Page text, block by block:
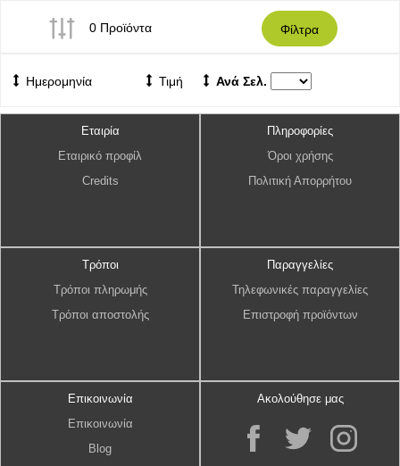
0 Προϊόντα Φίλτρα
Ημερομηνία Τιμή Ανά Σελ.
Εταιρία
Εταιρικό προφίλ
Credits
Πληροφορίες
Όροι χρήσης
Πολιτική Απορρήτου
Τρόποι
Τρόποι πληρωμής
Τρόποι αποστολής
Παραγγελίες
Τηλεφωνικές παραγγελίες
Επιστροφή προϊόντων
Επικοινωνία
Επικοινωνία
Blog
Ακολούθησε μας